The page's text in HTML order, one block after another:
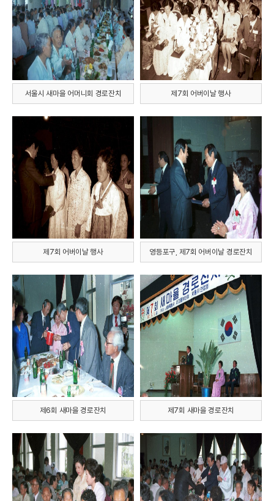
서울시 새마을 어머니회 경로잔치 제7회 어버이날 행사
제7회 어버이날 행사 영등포구, 제7회 어버이날 경로잔치
제6회 새마을 경로잔치 제7회 새마을 경로잔치